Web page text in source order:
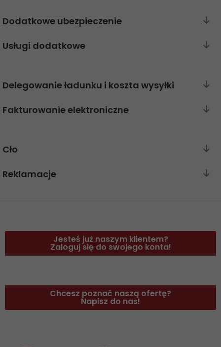
Apka GO!
Dodatkowe ubezpieczenie
Usługi dodatkowe
Delegowanie ładunku i koszta wysyłki
Fakturowanie elektroniczne
Cło
Reklamacje
Jesteś już naszym klientem?
Zaloguj się do swojego konta!
Chcesz poznać naszą ofertę?
Napisz do nas!